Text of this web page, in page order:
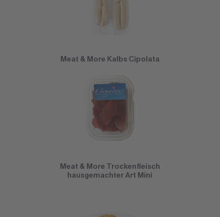
Meat & More Kalbs Cipolata
Meat & More Trockenfleisch
hausgemachter Art Mini